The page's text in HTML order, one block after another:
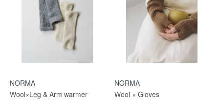
NORMA
Wool×Leg & Arm warmer
NORMA
Wool × Gloves